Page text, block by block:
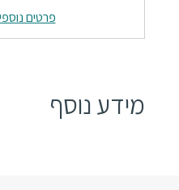
פרטים
מידע נוסף